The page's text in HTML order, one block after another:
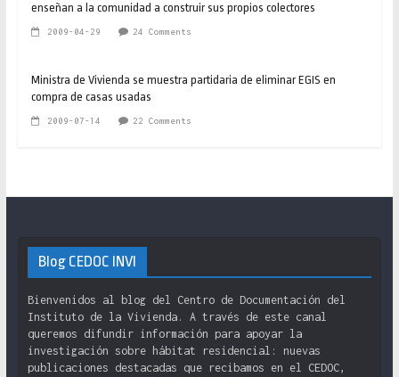
enseñan a la comunidad a construir sus propios colectores
2009-04-29 24 Comments
Ministra de Vivienda se muestra partidaria de eliminar EGIS en
compra de casas usadas
2009-07-14 22 Comments
Blog CEDOC INVI
Bienvenidos al blog del Centro de Documentación del
Instituto de la Vivienda. A través de este canal
queremos difundir información para apoyar la
investigación sobre hábitat residencial: nuevas
publicaciones destacadas que recibamos en el CEDOC,